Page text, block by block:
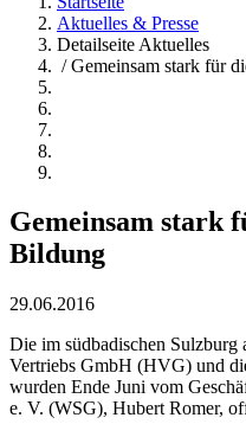
Aktuelles & Presse
Detailseite Aktuelles
/ Gemeinsam stark für
Gemeinsam stark
Bildung
29.06.2016
Die im südbadischen Sulzburg
Vertriebs GmbH (HVG) und
wurden Ende Juni vom
e. V. (WSG), Hubert Romer,